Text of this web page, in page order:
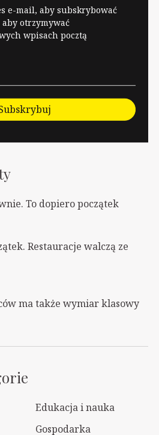
e-mail, aby subskrybować
otrzymywać
wpisach pocztą
To dopiero początek
Restauracje walczą ze
ma także wymiar klasowy
Edukacja i nauka
Gospodarka